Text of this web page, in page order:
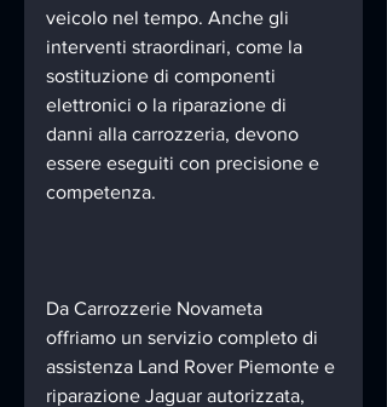
veicolo nel tempo. Anche gli
interventi straordinari, come la
sostituzione di componenti
elettronici o la riparazione di
danni alla carrozzeria, devono
essere eseguiti con precisione e
competenza.
Da Carrozzerie Novameta
offriamo un servizio completo di
assistenza Land Rover Piemonte e
riparazione Jaguar autorizzata,